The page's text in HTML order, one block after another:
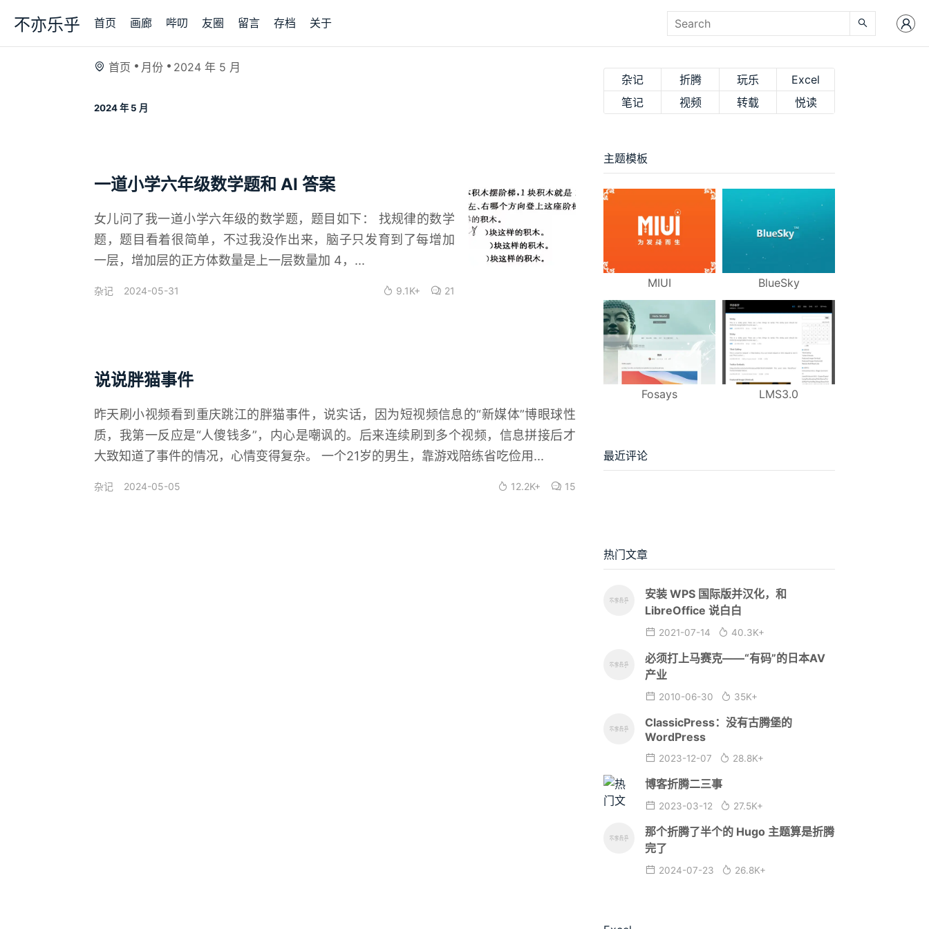
不亦乐乎 首页 画廊 哔叨 友圈 留言 存档 关于
首页 月份 2024 年 5 月
2024 年 5 月
一道小学六年级数学题和 AI 答案
女儿问了我一道小学六年级的数学题，题目如下： 找规律的数学
题，题目看着很简单，不过我没作出来，脑子只发育到了每增加
一层，增加层的正方体数量是上一层数量加 4，...
杂记 2024-05-31 9.1K+ 21
说说胖猫事件
昨天刷小视频看到重庆跳江的胖猫事件，说实话，因为短视频信息的“新媒体”博眼球性
质，我第一反应是“人傻钱多”，内心是嘲讽的。后来连续刷到多个视频，信息拼接后才
大致知道了事件的情况，心情变得复杂。 一个21岁的男生，靠游戏陪练省吃俭用...
杂记 2024-05-05 12.2K+ 15
杂记 折腾 玩乐
Excel
笔记
视频 转载 悦读
主题模板
MIUI BlueSky
Fosays LMS3.0
最近评论
热门文章
安装 WPS 国际版并汉化，和
LibreOffice 说白白
2021-07-14 40.3K+
必须打上马赛克——“有码”的日本AV
产业
2010-06-30 35K+
ClassicPress：没有古腾堡的
WordPress
2023-12-07 28.8K+
博客折腾二三事
2023-03-12 27.5K+
那个折腾了半个的 Hugo 主题算是折腾
完了
2024-07-23 26.8K+